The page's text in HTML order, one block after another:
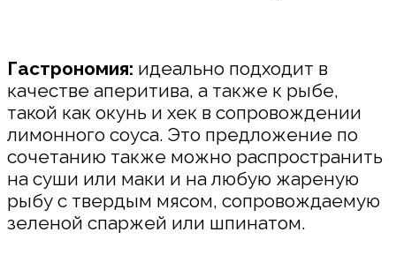
Гастрономия: идеально подходит в
качестве аперитива, а также к рыбе,
такой как окунь и хек в сопровождении
лимонного соуса. Это предложение по
сочетанию также можно распространить
на суши или маки и на любую жареную
рыбу с твердым мясом, сопровождаемую
зеленой спаржей или шпинатом.